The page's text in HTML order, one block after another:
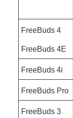
FreeBuds 4
FreeBuds 4E
FreeBuds 4i
FreeBuds Pro
FreeBuds 3